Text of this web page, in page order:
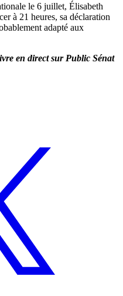
le 6 juillet, Élisabeth
à 21 heures, sa déclaration
adapté aux
en direct sur Public Sénat